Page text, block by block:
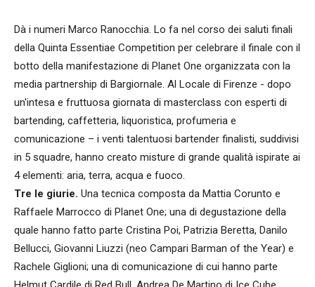
Dà i numeri Marco Ranocchia. Lo fa nel corso dei saluti finali
della Quinta Essentiae Competition per celebrare il finale con il
botto della manifestazione di Planet One organizzata con la
media partnership di Bargiornale. Al Locale di Firenze - dopo
un'intesa e fruttuosa giornata di masterclass con esperti di
bartending, caffetteria, liquoristica, profumeria e
comunicazione – i venti talentuosi bartender finalisti, suddivisi
in 5 squadre, hanno creato misture di grande qualità ispirate ai
4 elementi: aria, terra, acqua e fuoco.
Tre le giurie. Una tecnica composta da Mattia Corunto e
Raffaele Marrocco di Planet One; una di degustazione della
quale hanno fatto parte Cristina Poi, Patrizia Beretta, Danilo
Bellucci, Giovanni Liuzzi (neo Campari Barman of the Year) e
Rachele Giglioni; una di comunicazione di cui hanno parte